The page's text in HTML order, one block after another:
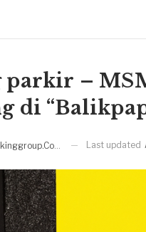
parkir –
di
Last updated